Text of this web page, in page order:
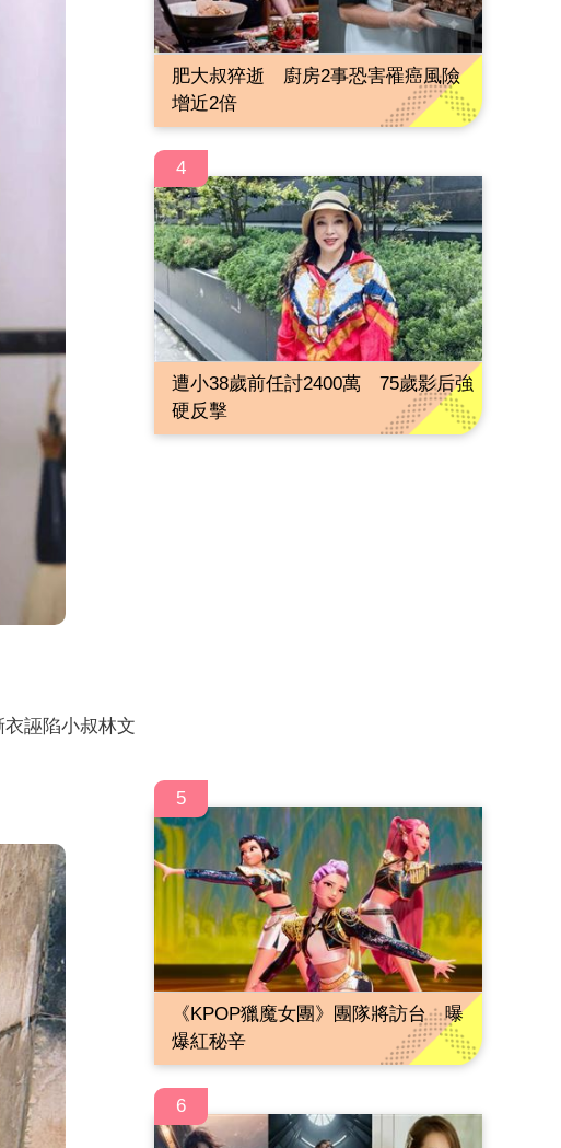
誣陷小叔林文
肥大叔猝逝 廚房2事恐害罹癌風險
增近2倍
4
遭小38歲前任討2400萬 75歲影后強
硬反擊
5
《KPOP獵魔女團》團隊將訪台 曝
爆紅秘辛
6